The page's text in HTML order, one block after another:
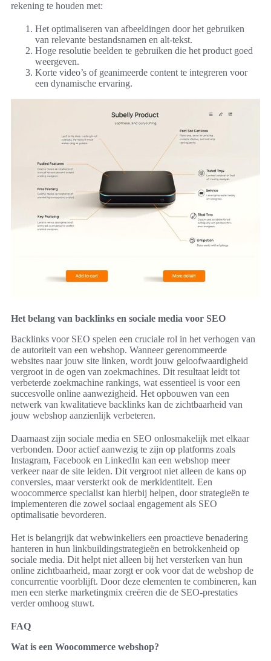
rekening te houden met:
Het optimaliseren van afbeeldingen door het gebruiken
van relevante bestandsnamen en alt-tekst.
Hoge resolutie beelden te gebruiken die het product goed
weergeven.
Korte video’s of geanimeerde content te integreren voor
een dynamische ervaring.
Het belang van backlinks en sociale media voor SEO
Backlinks voor SEO spelen een cruciale rol in het verhogen van
de autoriteit van een webshop. Wanneer gerenommeerde
websites naar jouw site linken, wordt jouw geloofwaardigheid
vergroot in de ogen van zoekmachines. Dit resultaat leidt tot
verbeterde zoekmachine rankings, wat essentieel is voor een
succesvolle online aanwezigheid. Het opbouwen van een
netwerk van kwalitatieve backlinks kan de zichtbaarheid van
jouw webshop aanzienlijk verbeteren.
Daarnaast zijn sociale media en SEO onlosmakelijk met elkaar
verbonden. Door actief aanwezig te zijn op platforms zoals
Instagram, Facebook en LinkedIn kan een webshop meer
verkeer naar de site leiden. Dit vergroot niet alleen de kans op
conversies, maar versterkt ook de merkidentiteit. Een
woocommerce specialist kan hierbij helpen, door strategieën te
implementeren die zowel sociaal engagement als SEO
optimalisatie bevorderen.
Het is belangrijk dat webwinkeliers een proactieve benadering
hanteren in hun linkbuildingstrategieën en betrokkenheid op
sociale media. Dit helpt niet alleen bij het versterken van hun
online zichtbaarheid, maar zorgt er ook voor dat de webshop de
concurrentie voorblijft. Door deze elementen te combineren, kan
men een sterke marketingmix creëren die de SEO-prestaties
verder omhoog stuwt.
FAQ
Wat is een Woocommerce webshop?